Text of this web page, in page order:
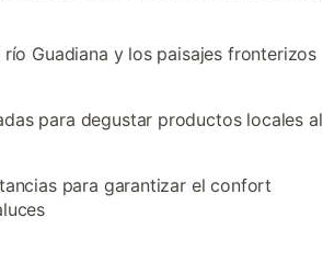
Guadiana y los paisajes fronterizos
para degustar productos locales al
para garantizar el confort